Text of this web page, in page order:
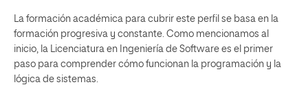
La formación académica para cubrir este perfil se basa en la
formación progresiva y constante. Como mencionamos al
inicio, la Licenciatura en Ingeniería de Software es el primer
paso para comprender cómo funcionan la programación y la
lógica de sistemas.